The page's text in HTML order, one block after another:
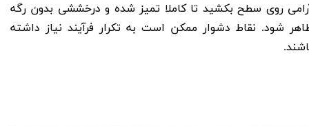
روی سطح بکشید تا کاملا تمیز شده و درخششی بدون رگه
شود. نقاط دشوار ممکن است به تکرار فرآیند نیاز داشته
.